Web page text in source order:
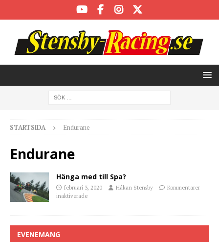
STARTSIDA Endurane
Endurane
Hänga med till Spa?
februari 3, 2020 Håkan Stensby
Kommentarer
inaktiverade
EVENEMANG